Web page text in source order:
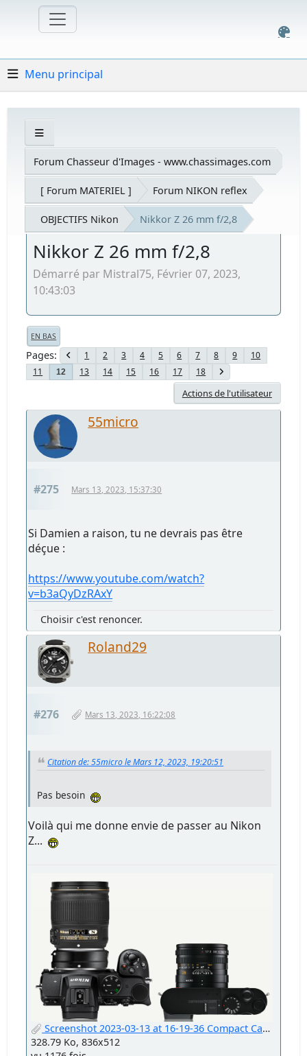
Menu principal
Forum Chasseur d'Images - www.chassimages.com
[ Forum MATERIEL ] Forum NIKON reflex
OBJECTIFS Nikon Nikkor Z 26 mm f/2,8
Nikkor Z 26 mm f/2,8
Démarré par Mistral75, Février 07, 2023,
10:43:03
EN BAS
Pages 1 2 3 4 5 6 7 8 9
10
11
12 13 14 15 16 17 18
Actions de l'utilisateur
55micro
#275 Mars 13, 2023, 15:37:30
Si Damien a raison, tu ne devrais pas être
déçue :
https://www.youtube.com/watch?
v=b3aQyDzRAxY
Choisir c'est renoncer.
Roland29
#276 Mars 13, 2023, 16:22:08
Citation de: 55micro le Mars 12, 2023, 19:20:51
Pas besoin
Voilà qui me donne envie de passer au Nikon
Z...
Screenshot 2023-03-13 at 16-19-36 Compact Camera Meter.png
328.79 Ko, 836x512